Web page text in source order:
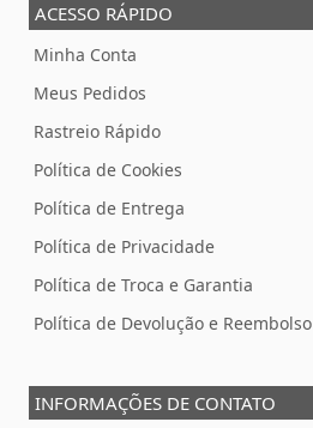
ACESSO RÁPIDO
Minha Conta
Meus Pedidos
Rastreio Rápido
Política de Cookies
Política de Entrega
Política de Privacidade
Política de Troca e Garantia
Política de Devolução e Reembolso
INFORMAÇÕES DE CONTATO